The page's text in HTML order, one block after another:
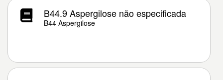
B44.9 Aspergilose não especificada
B44 Aspergilose